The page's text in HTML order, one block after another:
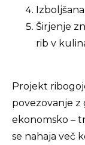
Širjenje
rib v
Projekt
povezovanje z
ekonomsko –
se nahaja več